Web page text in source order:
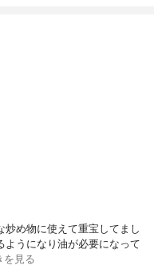
め物に使えて重宝してまし
ようになり油が必要になって
を見る